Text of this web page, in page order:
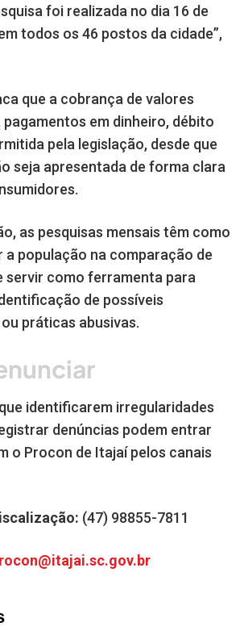
foi realizada no dia 16 de
todos os 46 postos da cidade”,
que a cobrança de valores
em dinheiro, débito
pela legislação, desde que
seja apresentada de forma clara
as pesquisas mensais têm como
a população na comparação de
servir como ferramenta para
de possíveis
práticas abusivas.
identificarem irregularidades
denúncias podem entrar
o Procon de Itajaí pelos canais
(47) 98855-7811